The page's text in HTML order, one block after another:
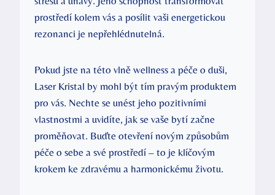
prostředí kolem vás a posílit vaši energetickou
rezonanci je nepřehlédnutelná.
Pokud jste na této vlně wellness a péče o duši,
Laser Kristal by mohl být tím pravým produktem
pro vás. Nechte se unést jeho pozitivními
vlastnostmi a uvidíte, jak se vaše bytí začne
proměňovat. Buďte otevření novým způsobům
péče o sebe a své prostředí – to je klíčovým
krokem ke zdravému a harmonickému životu.